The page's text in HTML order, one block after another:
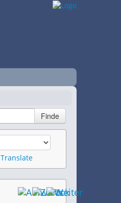
Translate